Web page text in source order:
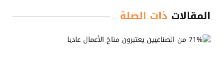
المقالات ذات الصلة